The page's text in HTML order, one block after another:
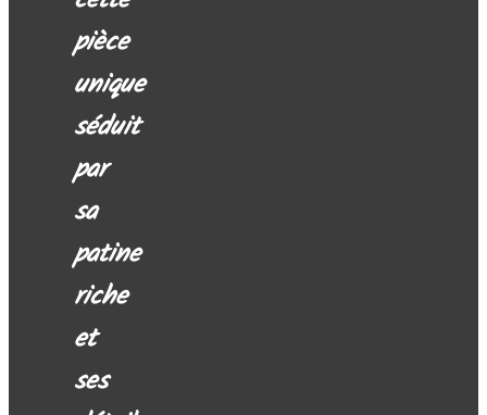
pièce
unique
séduit
par
sa
patine
riche
et
ses